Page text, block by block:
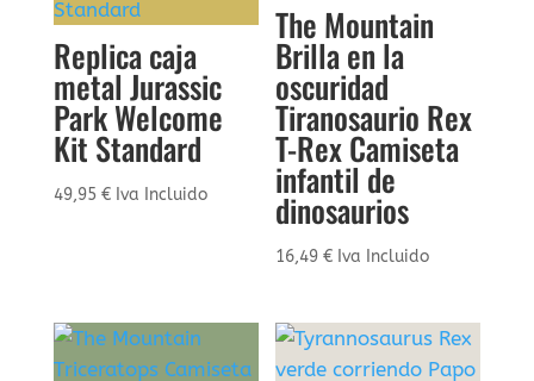
Replica caja
metal Jurassic
Park Welcome
Kit Standard
49,95 € Iva Incluido
The Mountain
Brilla en la
oscuridad
Tiranosaurio Rex
T-Rex Camiseta
infantil de
dinosaurios
16,49€ Iva Incluido